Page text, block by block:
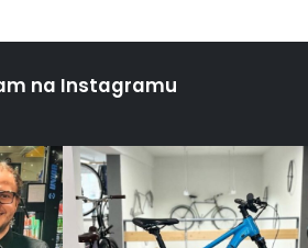
na Instagramu